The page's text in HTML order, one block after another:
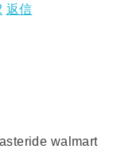
返信
walmart